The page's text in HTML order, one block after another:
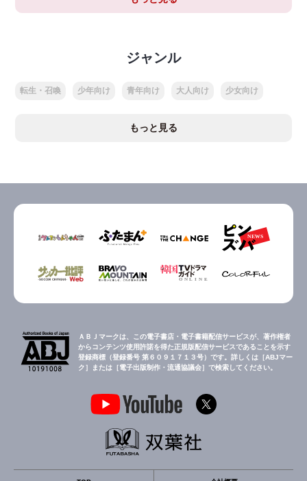
ジャンル
転生・召喚 少年向け 青年向け 大人向け 少女向け
もっと見る
ＡＢＪマークは、この電子書店・電子書籍配信サービスが、著作権者
からコンテンツ使用許諾を得た正規版配信サービスであることを示す
登録商標（登録番号 第６０９１７１３号）です。詳しくは［ABJマー
ク］または［電子出版制作・流通協議会］で検索してください。